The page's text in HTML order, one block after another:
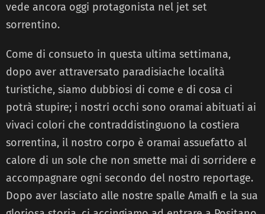
vede ancora oggi protagonista nel jet set
sorrentino.
Come di consueto in questa ultima settimana,
dopo aver attraversato paradisiache località
turistiche, siamo dubbiosi di come e di cosa ci
potrà stupire; i nostri occhi sono oramai abituati ai
vivaci colori che contraddistinguono la costiera
sorrentina, il nostro corpo è oramai assuefatto al
calore di un sole che non smette mai di sorridere e
accompagnare ogni secondo del nostro reportage.
Dopo aver lasciato alle nostre spalle Amalfi e la sua